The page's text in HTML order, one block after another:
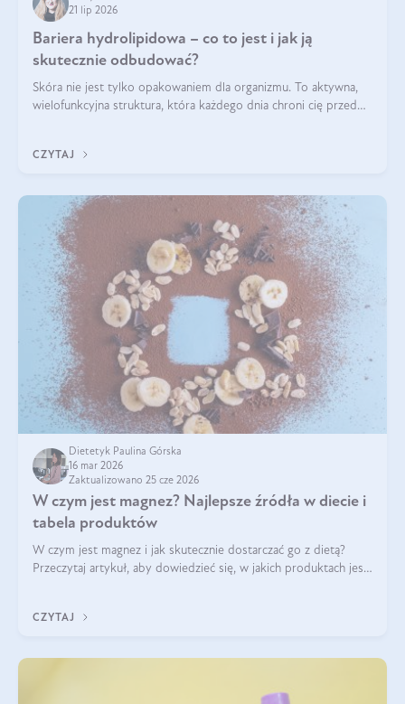
21 lip 2026
Bariera hydrolipidowa – co to jest i jak ją
skutecznie odbudować?
Skóra nie jest tylko opakowaniem dla organizmu. To aktywna,
wielofunkcyjna struktura, która każdego dnia chroni cię przed
bariera hydrolipidowa.
CZYTAJ
Dietetyk Paulina Górska
16 mar 2026
Zaktualizowano 25 cze 2026
W czym jest magnez? Najlepsze źródła w diecie i
tabela produktów
W czym jest magnez i jak skutecznie dostarczać go z dietą?
Przeczytaj artykuł, aby dowiedzieć się, w jakich produktach jest
CZYTAJ